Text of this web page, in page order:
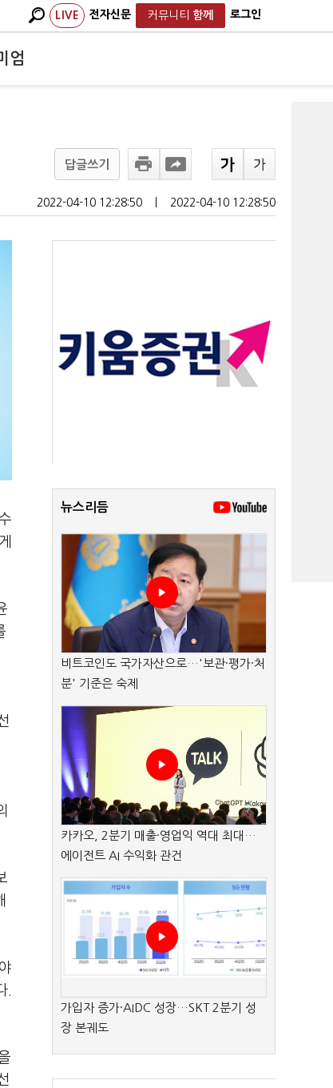
LIVE 전자신문 커뮤니티 함께 로그인
엄
답글쓰기
2022-04-10 12:28:50 2022-04-10 12:28:50
.
뉴스리듬
비트코인도 국가자산으로…'보관·평가·처
분' 기준은 숙제
카카오, 2분기 매출·영업익 역대 최대…
에이전트 AI 수익화 관건
가입자 증가·AIDC 성장…SKT 2분기 성
장 본궤도